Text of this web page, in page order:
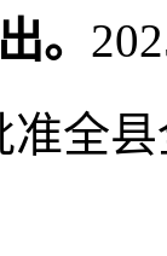
。
全